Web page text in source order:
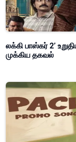
லக்கி பாஸ்கர் 2’
முக்கிய தகவல்